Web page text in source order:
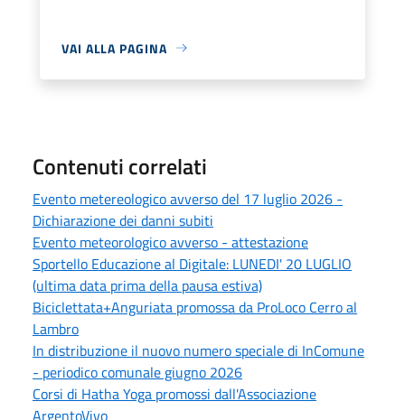
VAI ALLA PAGINA
Contenuti correlati
Evento metereologico avverso del 17 luglio 2026 -
Dichiarazione dei danni subiti
Evento meteorologico avverso - attestazione
Sportello Educazione al Digitale: LUNEDI' 20 LUGLIO
(ultima data prima della pausa estiva)
Biciclettata+Anguriata promossa da ProLoco Cerro al
Lambro
In distribuzione il nuovo numero speciale di InComune
- periodico comunale giugno 2026
Corsi di Hatha Yoga promossi dall'Associazione
ArgentoVivo